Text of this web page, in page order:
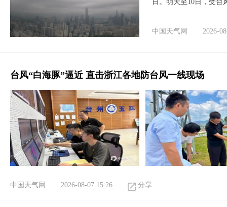
日。明天至10日，受台
中国天气网 2026-
台风“白海豚”逼近 直击浙江各地防台风一线现场
中国天气网 2026-08-07 15:26 分享